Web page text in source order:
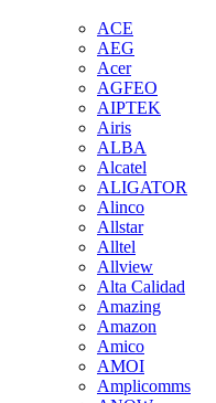
ACE
AEG
Acer
AGFEO
AIPTEK
Airis
ALBA
Alcatel
ALIGATOR
Alinco
Allstar
Alltel
Allview
Alta Calidad
Amazing
Amazon
Amico
AMOI
Amplicomms